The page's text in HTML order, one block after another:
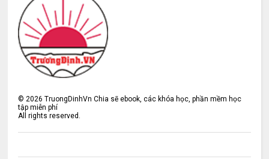
©2026 TruongDinhVn Chia sẽ ebook, các khóa học, phần mềm học
tập miễn phí
All rights reserved.